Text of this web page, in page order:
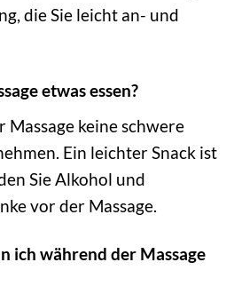
die Sie leicht an- und
etwas essen?
Massage keine schwere
Ein leichter Snack ist
Sie Alkohol und
vor der Massage.
ich während der Massage